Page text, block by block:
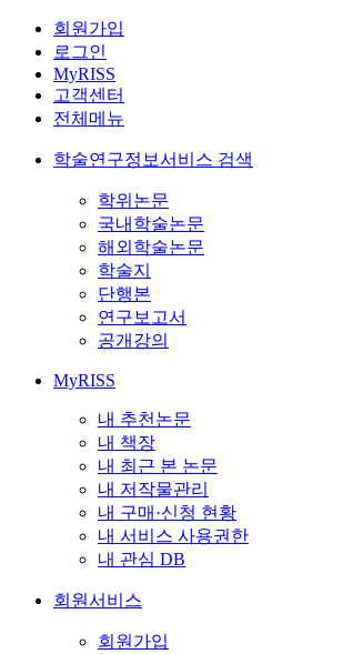
회원가입
로그인
MyRISS
고객센터
전체메뉴
학술연구정보서비스 검색
학위논문
국내학술논문
해외학술논문
학술지
단행본
연구보고서
공개강의
MyRISS
내 추천논문
내 책장
내 최근 본 논문
내 저작물관리
내 구매·신청 현황
내 서비스 사용권한
내 관심 DB
회원서비스
회원가입